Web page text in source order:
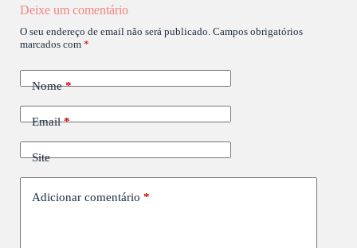
Deixe um comentário
O seu endereço de email não será publicado. Campos obrigatórios
marcados com *
Nome*
Email*
Site
Adicionar comentário *